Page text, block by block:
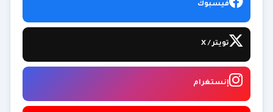
فيسبوك
تويتر / X
إنستغرام